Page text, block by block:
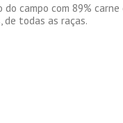
do campo com 89%
de todas as raças.